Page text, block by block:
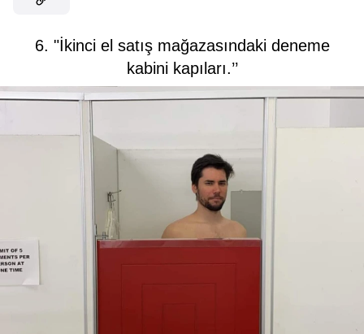
6. "İkinci el satış mağazasındaki deneme
kabini kapıları.’’